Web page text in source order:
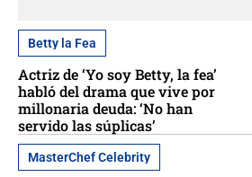
Betty la Fea
Actriz de ‘Yo soy Betty, la fea’
habló del drama que vive por
millonaria deuda: ‘No han
servido las súplicas’
MasterChef Celebrity